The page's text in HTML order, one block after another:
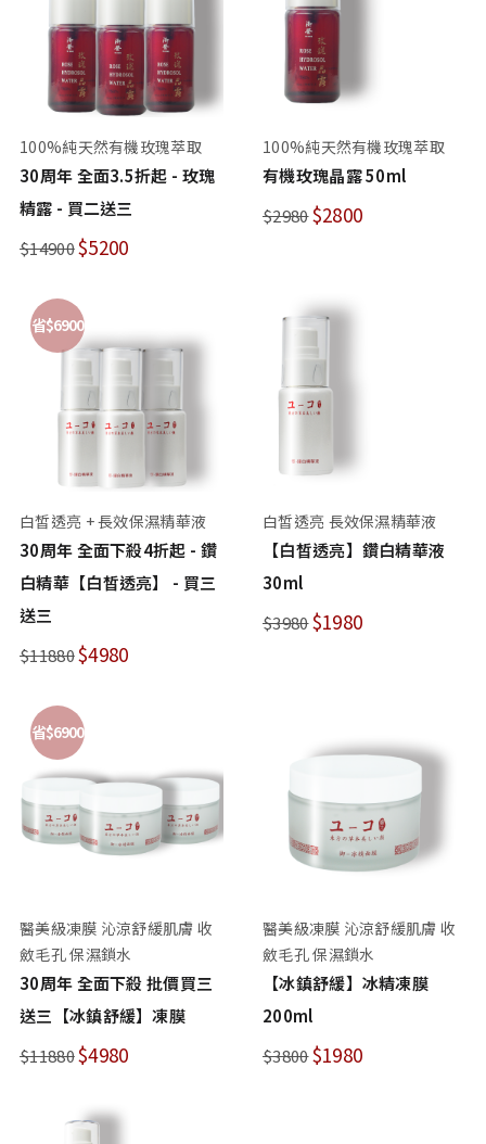
100%純天然有機玫瑰萃取
30周年 全面3.5折起 - 玫瑰
精露 - 買二送三
$14900$5200
100%純天然有機玫瑰萃取
有機玫瑰晶露 50ml
$2980$2800
省$6900
白皙透亮 + 長效保濕精華液
30周年 全面下殺4折起 - 鑽
白精華【白皙透亮】 - 買三
送三
$11880$4980
白皙透亮 長效保濕精華液
【白皙透亮】鑽白精華液
30ml
$3980$1980
省$6900
醫美級凍膜 沁涼舒緩肌膚 收
斂毛孔 保濕鎖水
30周年 全面下殺 批價買三
送三【冰鎮舒緩】凍膜
$11880$4980
醫美級凍膜 沁涼舒緩肌膚 收
斂毛孔 保濕鎖水
【冰鎮舒緩】冰精凍膜
200ml
$3800$1980